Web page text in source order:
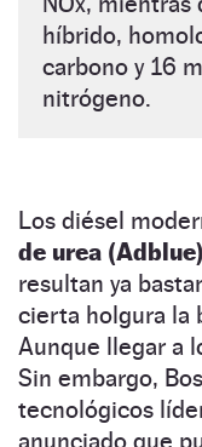
híbrido,
carbono y 16
nitrógeno.
Los diésel
de urea (Adblue)
resultan ya
cierta holgura la
Aunque llegar a
Sin embargo,
tecnológicos